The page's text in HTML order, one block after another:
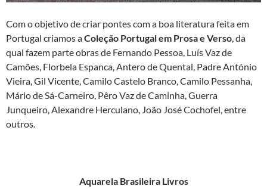
Com o objetivo de criar pontes com a boa literatura feita em
Portugal criamos aColeção Portugal em Prosa e Verso, da
qual fazem parte obras de Fernando Pessoa, Luís Vaz de
Camões, Florbela Espanca, Antero de Quental, Padre António
Vieira, Gil Vicente, Camilo Castelo Branco, Camilo Pessanha,
Mário de Sá-Carneiro, Pêro Vaz de Caminha, Guerra
Junqueiro, Alexandre Herculano, João José Cochofel, entre
outros.
Aquarela Brasileira Livros